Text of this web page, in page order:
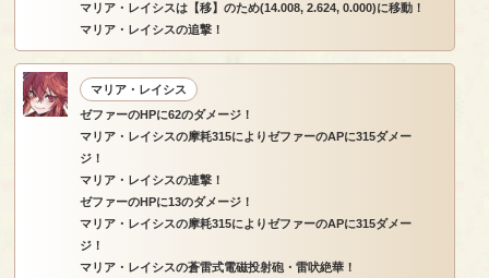
マリア・レイシスは【移】のため(14.008, 2.624, 0.000)に移動！
マリア・レイシスの追撃！
マリア・レイシス
ゼファーのHPに62のダメージ！
マリア・レイシスの摩耗315によりゼファーのAPに315ダメー
ジ！
マリア・レイシスの連撃！
ゼファーのHPに13のダメージ！
マリア・レイシスの摩耗315によりゼファーのAPに315ダメー
ジ！
マリア・レイシスの蒼雷式電磁投射砲・雷吠絶華！